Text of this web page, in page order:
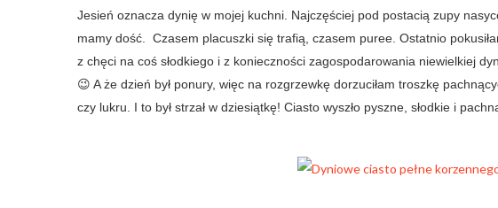
Jesień oznacza dynię w mojej kuchni. Najczęściej pod postacią zupy
mamy dość. Czasem placuszki się trafią, czasem puree. Ostatnio
z chęci na coś słodkiego i z konieczności zagospodarowania niewielkiej
😉 A że dzień był ponury, więc na rozgrzewkę dorzuciłam troszkę
czy lukru. I to był strzał w dziesiątkę! Ciasto wyszło pyszne, słodkie i